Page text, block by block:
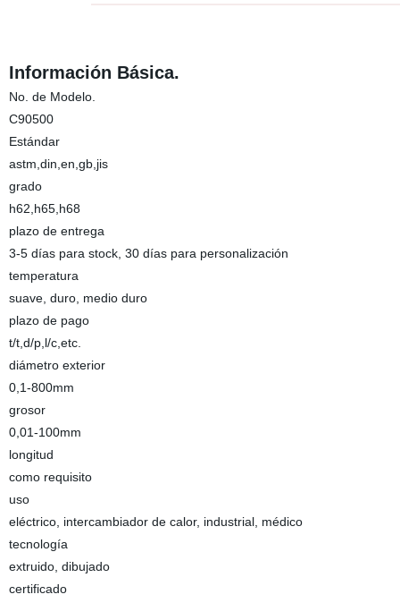
Información Básica.
No. de Modelo.
C90500
Estándar
astm,din,en,gb,jis
grado
h62,h65,h68
plazo de entrega
3-5 días para stock, 30 días para personalización
temperatura
suave, duro, medio duro
plazo de pago
t/t,d/p,l/c,etc.
diámetro exterior
0,1-800mm
grosor
0,01-100mm
longitud
como requisito
uso
eléctrico, intercambiador de calor, industrial, médico
tecnología
extruido, dibujado
certificado